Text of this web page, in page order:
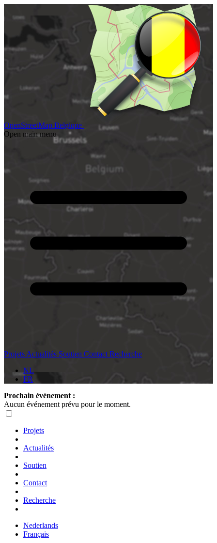
OpenStreetMap Belgique
Open main menu
Projets Actualités Soutien Contact Recherche
NL
FR
Prochain événement :
Aucun événement prévu pour le moment.
Projets
Actualités
Soutien
Contact
Recherche
Nederlands
Français